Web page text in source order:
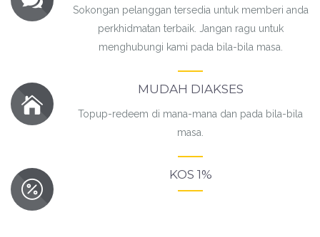
Sokongan pelanggan tersedia untuk memberi anda
perkhidmatan terbaik. Jangan ragu untuk
menghubungi kami pada bila-bila masa.
MUDAH DIAKSES
Topup-redeem di mana-mana dan pada bila-bila
masa.
KOS 1%